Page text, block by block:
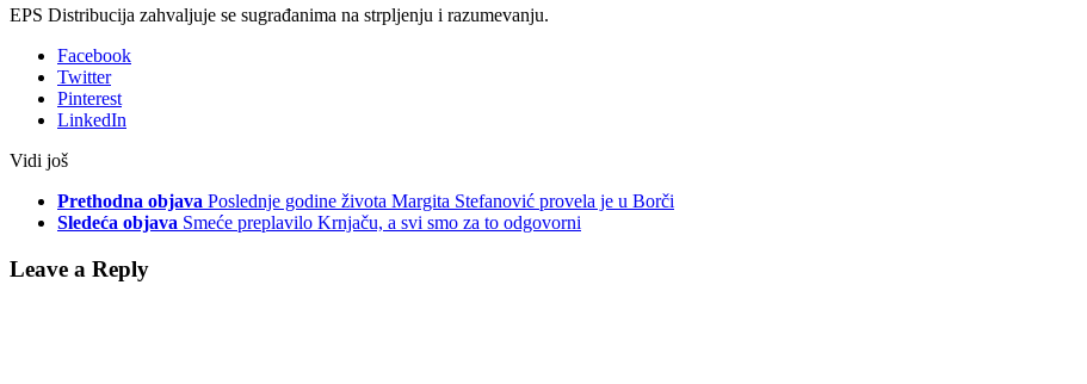
EPS Distribucija zahvaljuje se sugrađanima na strpljenju i razumevanju.
Facebook
Twitter
Pinterest
LinkedIn
Vidi još
Prethodna objava Poslednje godine života Margita Stefanović provela je u Borči
Sledeća objava Smeće preplavilo Krnjaču, a svi smo za to odgovorni
Leave a Reply